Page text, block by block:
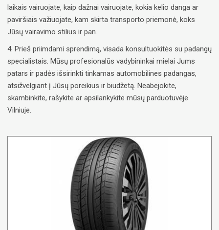
laikais vairuojate, kaip dažnai vairuojate, kokia kelio danga ar
paviršiais važiuojate, kam skirta transporto priemonė, koks
Jūsų vairavimo stilius ir pan.
4. Prieš priimdami sprendimą, visada konsultuokitės su padangų
specialistais. Mūsų profesionalūs vadybininkai mielai Jums
patars ir padės išsirinkti tinkamas automobilines padangas,
atsižvelgiant į Jūsų poreikius ir biudžetą. Neabejokite,
skambinkite, rašykite ar apsilankykite mūsų parduotuvėje
Vilniuje.